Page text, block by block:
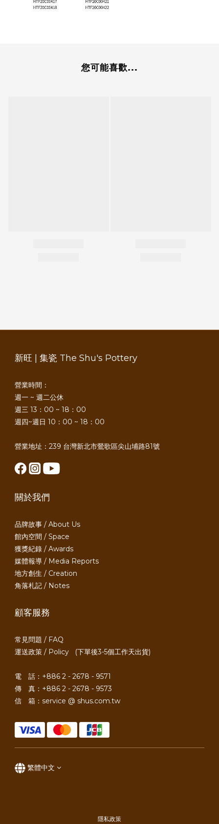
您可能喜歡...
新旺 | 集瓷 The Shu's Pottery
營業時間：
週一 ~ 週二公休
週三 13：00 ~ 18：00
週四~週日 10：00 ~ 18：00
營業地址：239 台灣新北市鶯歌區尖山埔路81號
關於我們
品牌故事 / About Us
館內空間 / Space
獲獎紀錄 / Awards
媒體報導 / Media Reports
地方創生 / Creation
角落札記 / Notes
顧客服務
常見問題 / FAQ
運送政策 / Policy (下單後3-5個工作天出貨)
電 話：+886 2 - 2678 - 9571
傳 真：+886 2 - 2678 - 9573
信 箱：service @ shus.com.tw
繁體中文
隱私政策